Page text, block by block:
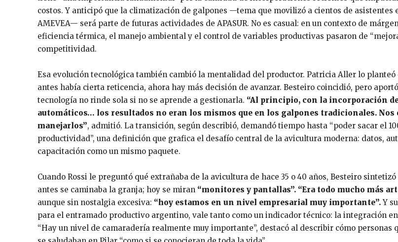
costos. Y anticipó que la climatización de galpones —tema que movilizó a cientos de asistentes
AMEVEA— será parte de futuras actividades de APASUR. No es casual: en un contexto de
eficiencia térmica, el manejo ambiental y el control de variables productivas pasaron de
competitividad.
Esa evolución tecnológica también cambió la mentalidad del productor. Patricia Aller lo planteó
antes había cierta reticencia, ahora hay más decisión de avanzar. Besteiro coincidió, pero
tecnología no rinde sola si no se aprende a gestionarla. “Al principio, con la incorporación
automáticos… los resultados no eran los mismos que en los galpones tradicionales. Nos
manejarlos”, admitió. La transición, según describió, demandó tiempo hasta “poder sacar el
productividad”, una definición que grafica el desafío central de la avicultura moderna: datos,
capacitación como un mismo paquete.
Cuando Rossi le preguntó qué extrañaba de la avicultura de hace 35 o 40 años, Besteiro
antes se caminaba la granja; hoy se miran “monitores y pantallas”. “Era todo mucho más
aunque sin nostalgia excesiva: “hoy estamos en un nivel empresarial muy importante”.Y
para el entramado productivo argentino, vale tanto como un indicador técnico: la integración
“Hay un nivel de camaradería realmente muy importante”, destacó al describir cómo personas